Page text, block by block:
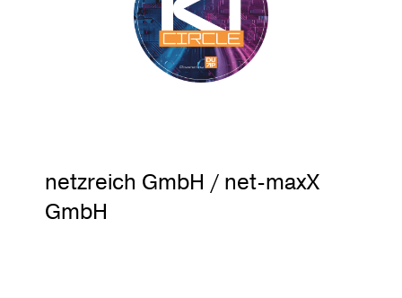
netzreich GmbH / net-maxX
GmbH